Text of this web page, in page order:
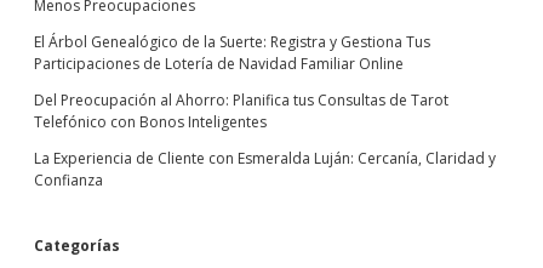
Menos Preocupaciones
El Árbol Genealógico de la Suerte: Registra y Gestiona Tus
Participaciones de Lotería de Navidad Familiar Online
Del Preocupación al Ahorro: Planifica tus Consultas de Tarot
Telefónico con Bonos Inteligentes
La Experiencia de Cliente con Esmeralda Luján: Cercanía, Claridad y
Confianza
Categorías